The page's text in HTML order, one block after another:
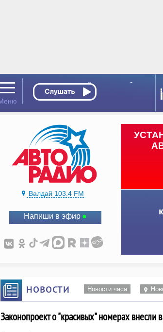
Валдай 103.4 FM
Напиши в эфир
НОВОСТИ Новости часа
Законопроект о "красивых" номерах внесли